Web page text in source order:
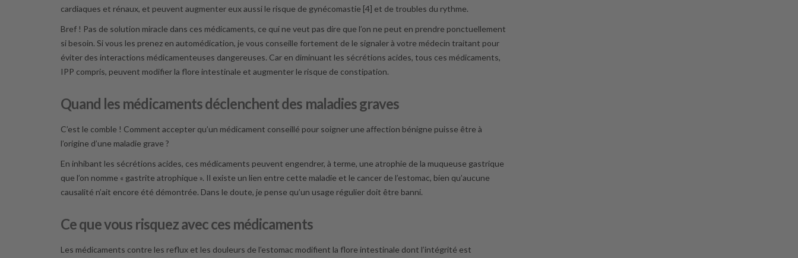
cardiaques et rénaux, et peuvent augmenter eux aussi le risque de gynécomastie [4] et de troubles du rythme.
Bref ! Pas de solution miracle dans ces médicaments, ce qui ne veut pas dire que l’on ne peut en prendre ponctuellement
si besoin. Si vous les prenez en automédication, je vous conseille fortement de le signaler à votre médecin traitant pour
éviter des interactions médicamenteuses dangereuses. Car en diminuant les sécrétions acides, tous ces médicaments,
IPP compris, peuvent modifier la flore intestinale et augmenter le risque de constipation.
Quand les médicaments déclenchent des maladies graves
C’est le comble ! Comment accepter qu’un médicament conseillé pour soigner une affection bénigne puisse être à
l’origine d’une maladie grave ?
En inhibant les sécrétions acides, ces médicaments peuvent engendrer, à terme, une atrophie de la muqueuse gastrique
que l’on nomme « gastrite atrophique ». Il existe un lien entre cette maladie et le cancer de l’estomac, bien qu’aucune
causalité n’ait encore été démontrée. Dans le doute, je pense qu’un usage régulier doit être banni.
Ce que vous risquez avec ces médicaments
Les médicaments contre les reflux et les douleurs de l’estomac modifient la flore intestinale dont l’intégrité est